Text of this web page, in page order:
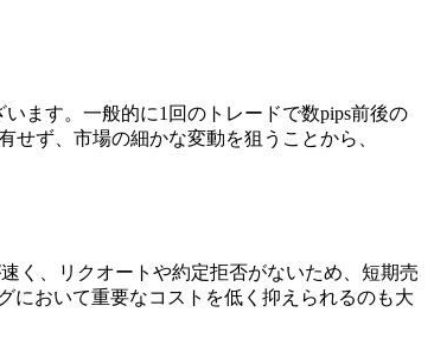
ます。一般的に1回のトレードで数pips前後の
ず、市場の細かな変動を狙うことから、
く、リクオートや約定拒否がないため、短期売
において重要なコストを低く抑えられるのも大